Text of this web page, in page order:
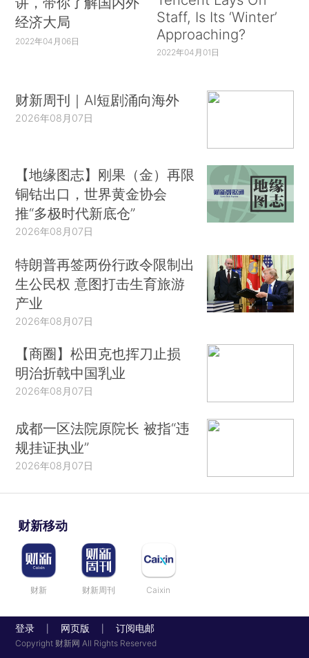
经济大局
2022年04月06日
Staff, Is Its ‘Winter’
Approaching?
2022年04月01日
财新周刊｜AI短剧涌向海外
2026年08月07日
【地缘图志】刚果（金）再限
铜钴出口，世界黄金协会
推“多极时代新底仓”
2026年08月07日
特朗普再签两份行政令限制出
生公民权 意图打击生育旅游
产业
2026年08月07日
【商圈】松田克也挥刀止损
明治折戟中国乳业
2026年08月07日
成都一区法院原院长 被指“违
规挂证执业”
2026年08月07日
财新移动
财新 财新周刊 Caixin
登录 网页版 订阅电邮
Copyright 财新网 All Rights Reserved